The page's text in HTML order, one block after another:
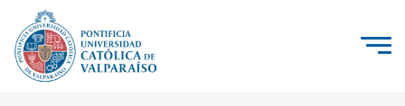
Click acá para ir directamente al contenido